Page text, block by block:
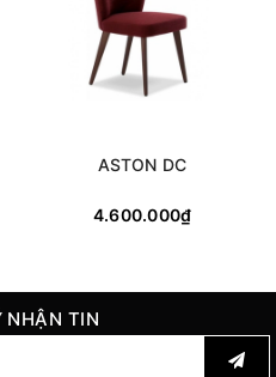
ASTON DC
4.600.000₫
NHẬN TIN